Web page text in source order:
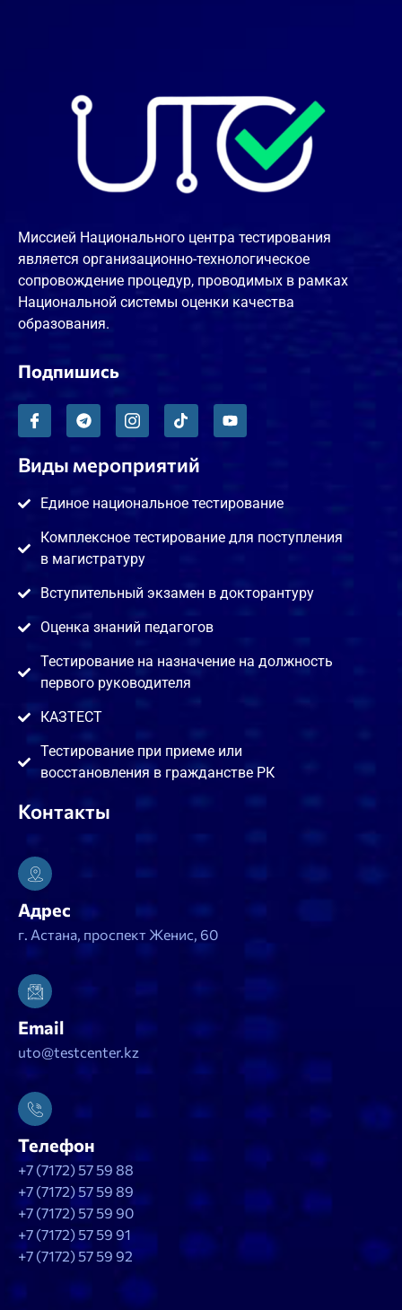
Миссией Национального центра тестирования
является организационно-технологическое
сопровождение процедур, проводимых в рамках
Национальной системы оценки качества
образования.
Подпишись
Виды мероприятий
Единое национальное тестирование
Комплексное тестирование для поступления
в магистратуру
Вступительный экзамен в докторантуру
Оценка знаний педагогов
Тестирование на назначение на должность
первого руководителя
КАЗТЕСТ
Тестирование при приеме или
восстановления в гражданстве РК
Контакты
Адрес
г. Астана, проспект Женис, 60
Email
uto@testcenter.kz
Телефон
+7 (7172) 57 59 88
+7 (7172) 57 59 89
+7 (7172) 57 59 90
+7 (7172) 57 59 91
+7 (7172) 57 59 92